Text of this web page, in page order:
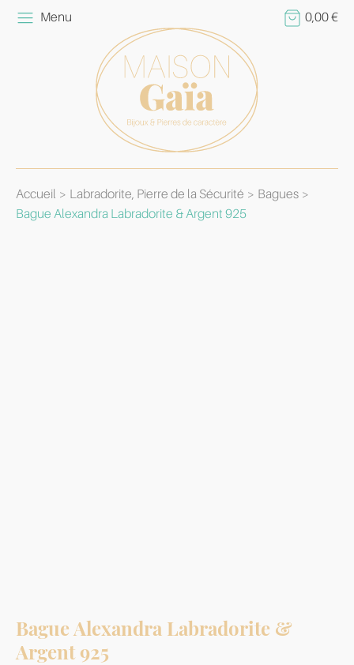
Menu 0,00€
Accueil Labradorite, Pierre de la Sécurité
Bagues
Bague Alexandra Labradorite & Argent 925
Bague Alexandra Labradorite &
Argent 925